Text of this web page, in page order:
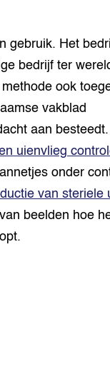
gebruik. Het
bedrijf ter
ook
vakblad
aan
uienvlieg
onder
van steriele
beelden hoe